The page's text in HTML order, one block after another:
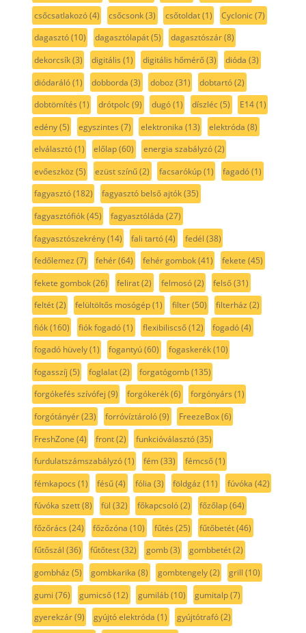
csőcsatlakozó(4) csőcsonk(3) csőtoldat(1) Cyclonic(7)
dagasztó(10) dagasztólapát(5) dagasztószár(8)
dekorcsík(3) digitális (1) digitális hőmérő(3) dióda (3)
diódaráló(1) dobborda (3) doboz (31) dobtartó(2)
dobtömítés (1) drótpolc(9) dugó(1) díszléc(5) E14(1)
edény(5) egyszintes (7) elektronika (13) elektróda (8)
elválasztó(1) előlap(60) energia szabályzó(2)
evőeszköz (5) ezüst színű(2) facsarókúp(1) fagadó(1)
fagyasztó(182) fagyasztó belső ajtók(35)
fagyasztófiók(45) fagyasztóláda (27)
fagyasztószekrény(14) fali tartó(4) fedél (38)
fedőlemez (7) fehér(64) fehér gombok(41) fekete (45)
fekete gombok(26) felirat(2) felmosó(2) felső(31)
feltét(2) felültöltős mosógép(1) filter(50) filterház (2)
fiók(160) fiók fogadó(1) flexibiliscső(12) fogadó(4)
fogadó hüvely(1) fogantyú(60) fogaskerék(10)
fogasszíj (5) foglalat(2) forgatógomb(135)
forgókefés szívófej (9) forgókerék(6) forgónyárs (1)
forgótányér(23) forróvíztároló(9) FreezeBox(6)
FreshZone (4) front(2) funkcióválasztó(35)
furdulatszámszabályzó(1) fém(33) fémcső(1)
fémkapocs (1) fésű(4) fólia (3) földgáz (11) fúvóka (42)
fúvóka szett(8) fül (32) főkapcsoló(2) főzőlap(64)
főzőrács (24) főzőzóna (10) fűtés (25) fűtőbetét(46)
fűtőszál (36) fűtőtest(32) gomb(3) gombbetét(2)
gombház (5) gombkarika (8) gombtengely(2) grill (10)
gumi (76) gumicső(12) gumiláb(10) gumitalp(7)
gyerekzár(9) gyújtó elektróda (1) gyújtótrafó(2)